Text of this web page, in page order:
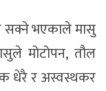
सक्ने भएकाले मासु
मोटोपन, तौल
धेरै र अस्वस्थकर